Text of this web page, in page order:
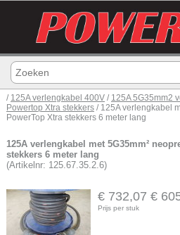
/ 125A verlengkabel 400V / 125A 5G35mm2
Powertop Xtra stekkers / 125A verlengkabel
PowerTop Xtra stekkers 6 meter lang
125A verlengkabel met 5G35mm²
stekkers 6 meter lang
(Artikelnr: 125.67.35.2.6)
€ 732,07 €
Prijs per stuk